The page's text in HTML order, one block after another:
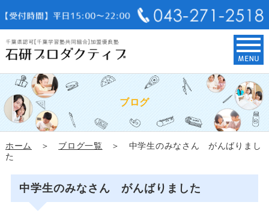
ブログ
ホーム ＞ ブログ一覧 ＞ 中学生のみなさん がんばりまし
た
中学生のみなさん がんばりました